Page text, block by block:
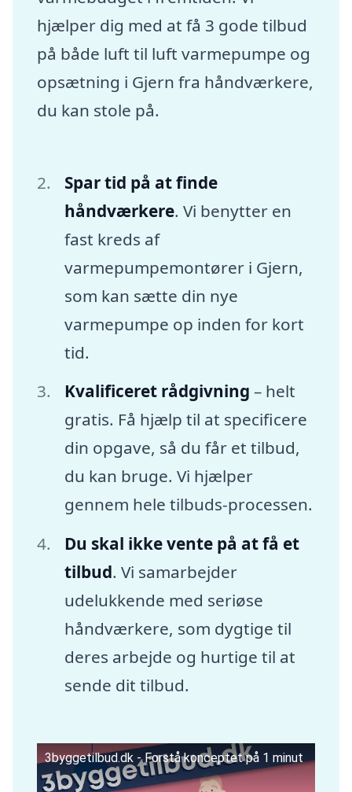
hjælper dig med at få 3 gode tilbud
på både luft til luft varmepumpe og
opsætning i Gjern fra håndværkere,
du kan stole på.
Spar tid på at finde
håndværkere. Vi benytter en
fast kreds af
varmepumpemontører i Gjern,
som kan sætte din nye
varmepumpe op inden for kort
tid.
Kvalificeret rådgivning – helt
gratis. Få hjælp til at specificere
din opgave, så du får et tilbud,
du kan bruge. Vi hjælper
gennem hele tilbuds-processen.
Du skal ikke vente på at få et
tilbud. Vi samarbejder
udelukkende med seriøse
håndværkere, som dygtige til
deres arbejde og hurtige til at
sende dit tilbud.
3byggetilbud.dk - Forstå konceptet på 1 minut